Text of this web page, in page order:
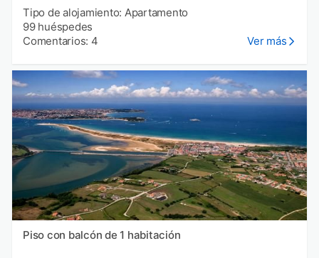
Tipo de alojamiento: Apartamento
99 huéspedes
Comentarios: 4
Ver más
Piso con balcón de 1 habitación